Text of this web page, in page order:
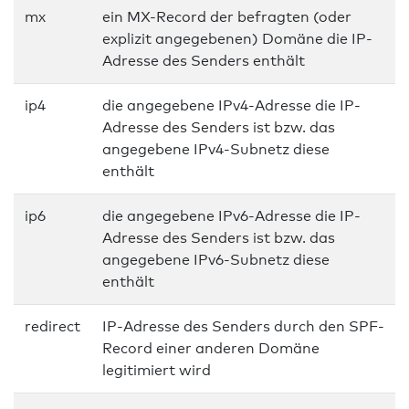
mx
ein MX-Record der befragten (oder
explizit angegebenen) Domäne die IP-
Adresse des Senders enthält
ip4
die angegebene IPv4-Adresse die IP-
Adresse des Senders ist bzw. das
angegebene IPv4-Subnetz diese
enthält
ip6
die angegebene IPv6-Adresse die IP-
Adresse des Senders ist bzw. das
angegebene IPv6-Subnetz diese
enthält
redirect
IP-Adresse des Senders durch den SPF-
Record einer anderen Domäne
legitimiert wird